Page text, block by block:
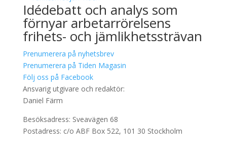
Idédebatt och analys som
förnyar arbetarrörelsens
frihets- och jämlikhetssträvan
Prenumerera på nyhetsbrev
Prenumerera på Tiden Magasin
Följ oss på Facebook
Ansvarig utgivare och redaktör:
Daniel Färm
Besöksadress: Sveavägen 68
Postadress: c/o ABF Box 522, 101 30 Stockholm